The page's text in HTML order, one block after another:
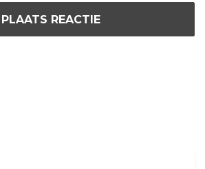
PLAATS REACTIE